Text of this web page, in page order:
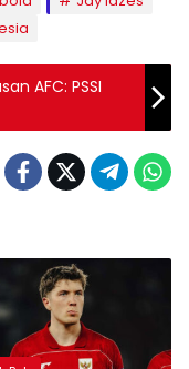
AFC: PSSI